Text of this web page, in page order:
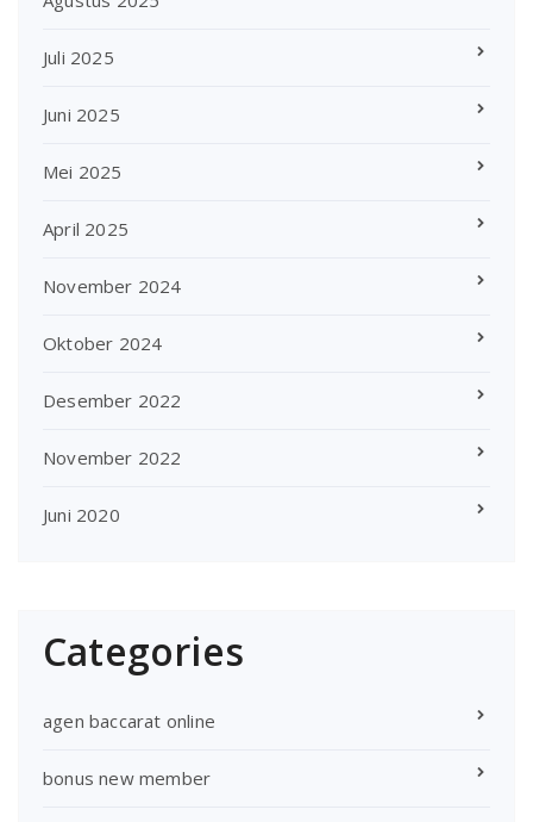
Juli 2025
Juni 2025
Mei 2025
April 2025
November 2024
Oktober 2024
Desember 2022
November 2022
Juni 2020
Categories
agen baccarat online
bonus new member